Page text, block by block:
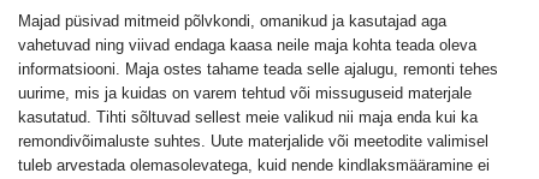
Majad püsivad mitmeid põlvkondi, omanikud ja kasutajad aga
vahetuvad ning viivad endaga kaasa neile maja kohta teada oleva
informatsiooni. Maja ostes tahame teada selle ajalugu, remonti tehes
uurime, mis ja kuidas on varem tehtud või missuguseid materjale
kasutatud. Tihti sõltuvad sellest meie valikud nii maja enda kui ka
remondivõimaluste suhtes. Uute materjalide või meetodite valimisel
tuleb arvestada olemasolevatega, kuid nende kindlaksmääramine ei